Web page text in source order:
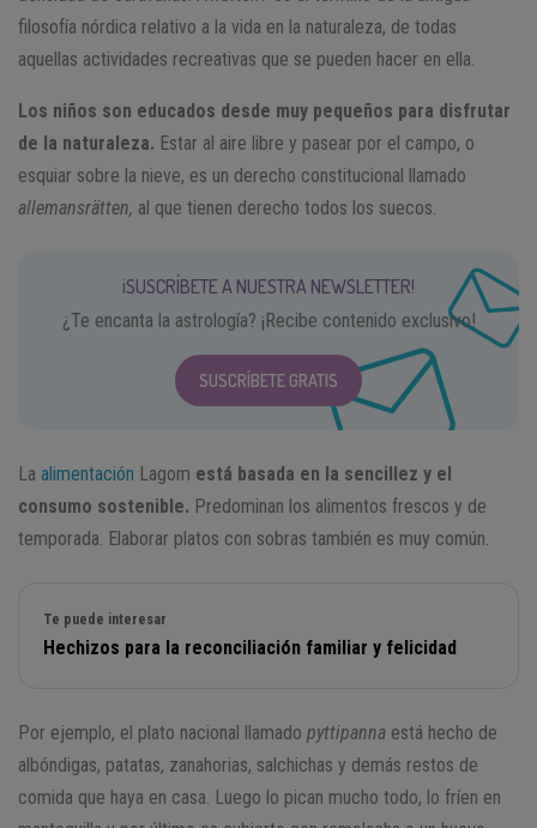
filosofía nórdica relativo a la vida en la naturaleza, de todas
aquellas actividades recreativas que se pueden hacer en ella.
Los niños son educados desde muy pequeños para disfrutar
de la naturaleza. Estar al aire libre y pasear por el campo, o
esquiar sobre la nieve, es un derecho constitucional llamado
allemansrätten, al que tienen derecho todos los suecos.
¡SUSCRÍBETE A NUESTRA NEWSLETTER!
¿Te encanta la astrología? ¡Recibe contenido exclusivo!
SUSCRÍBETE GRATIS
La alimentación Lagom está basada en la sencillez y el
consumo sostenible. Predominan los alimentos frescos y de
temporada. Elaborar platos con sobras también es muy común.
Te puede interesar
Hechizos para la reconciliación familiar y felicidad
Por ejemplo, el plato nacional llamado pyttipanna está hecho de
albóndigas, patatas, zanahorias, salchichas y demás restos de
comida que haya en casa. Luego lo pican mucho todo, lo fríen en